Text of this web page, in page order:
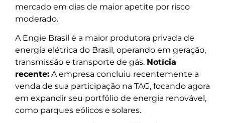
mercado em dias de maior apetite por risco
moderado.
A Engie Brasil é a maior produtora privada de
energia elétrica do Brasil, operando em geração,
transmissão e transporte de gás. Notícia
recente: A empresa concluiu recentemente a
venda de sua participação na TAG, focando agora
em expandir seu portfólio de energia renovável,
como parques eólicos e solares.